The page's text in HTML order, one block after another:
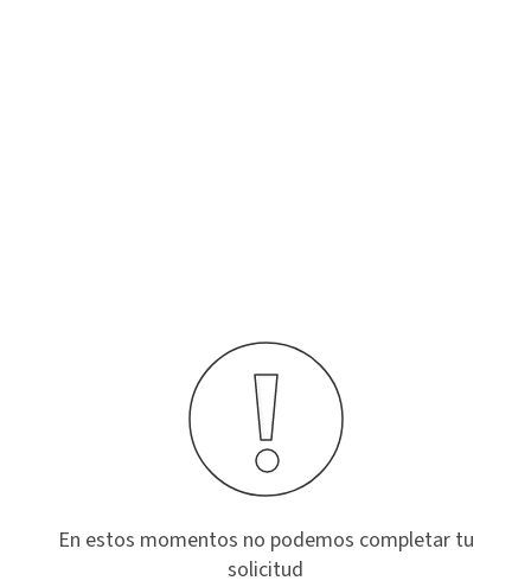
En estos momentos no podemos completar tu
solicitud